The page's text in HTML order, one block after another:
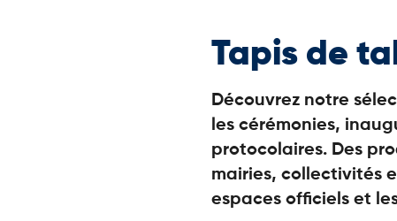
Tapis de
Découvrez notre
les cérémonies,
protocolaires. Des
mairies, collectivités
espaces officiels et